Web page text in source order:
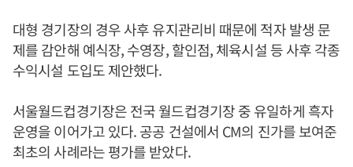
대형 경기장의 경우 사후 유지관리비 때문에 적자 발생 문
제를 감안해 예식장, 수영장, 할인점, 체육시설 등 사후 각종
수익시설 도입도 제안했다.
서울월드컵경기장은 전국 월드컵경기장 중 유일하게 흑자
운영을 이어가고 있다. 공공 건설에서 CM의 진가를 보여준
최초의 사례라는 평가를 받았다.